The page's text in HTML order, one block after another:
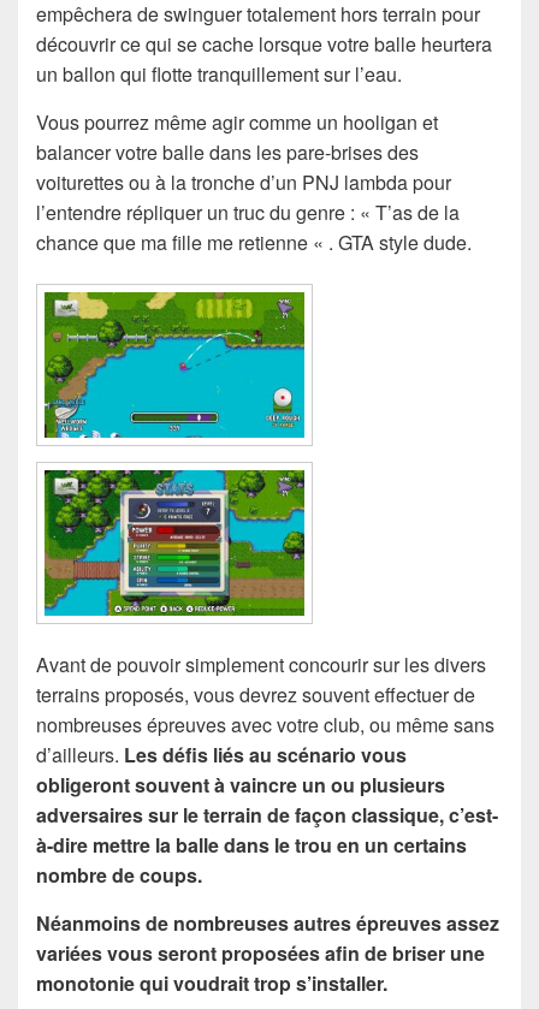
empêchera de swinguer totalement hors terrain pour
découvrir ce qui se cache lorsque votre balle heurtera
un ballon qui flotte tranquillement sur l’eau.
Vous pourrez même agir comme un hooligan et
balancer votre balle dans les pare-brises des
voiturettes ou à la tronche d’un PNJ lambda pour
l’entendre répliquer un truc du genre : « T’as de la
chance que ma fille me retienne « . GTA style dude.
Avant de pouvoir simplement concourir sur les divers
terrains proposés, vous devrez souvent effectuer de
nombreuses épreuves avec votre club, ou même sans
d’ailleurs. Les défis liés au scénario vous
obligeront souvent à vaincre un ou plusieurs
adversaires sur le terrain de façon classique, c’est-
à-dire mettre la balle dans le trou en un certains
nombre de coups.
Néanmoins de nombreuses autres épreuves assez
variées vous seront proposées afin de briser une
monotonie qui voudrait trop s’installer.